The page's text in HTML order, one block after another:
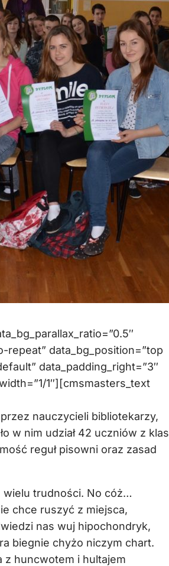
repeat” data_bg_position=”top
data_padding_right=”3″
1″][cmsmasters_text
nauczycieli bibliotekarzy,
w nim udział 42 uczniów z klas
reguł pisowni oraz zasad
wielu trudności. No cóż…
chce ruszyć z miejsca,
nas wuj hipochondryk,
biegnie chyżo niczym chart.
z huncwotem i hultajem